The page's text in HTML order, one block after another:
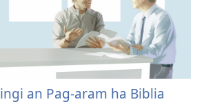
an Pag-aram ha Biblia